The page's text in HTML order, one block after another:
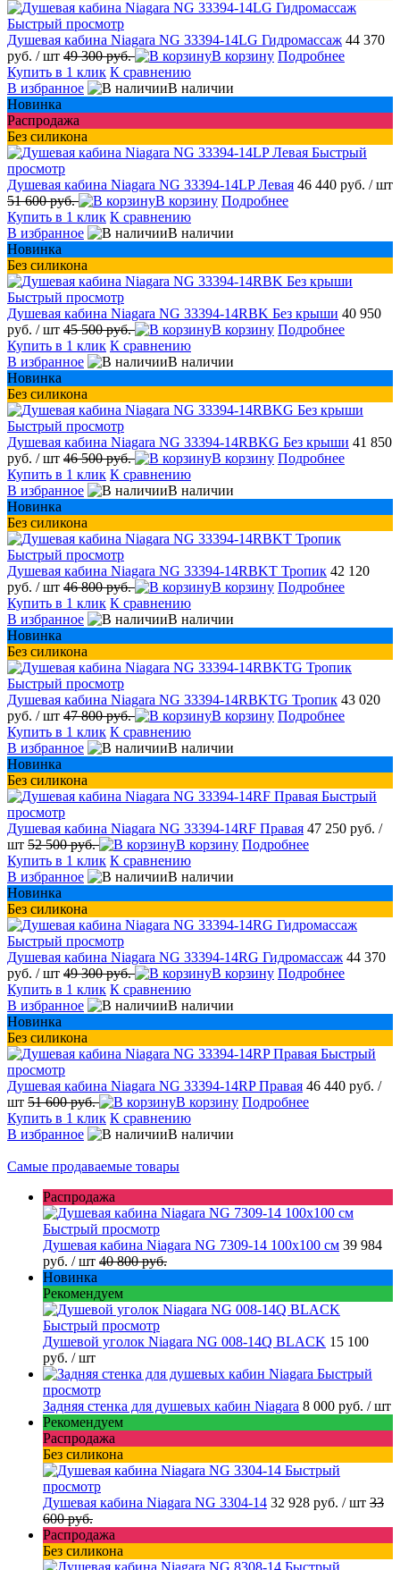
Быстрый просмотр
Душевая кабина Niagara NG 33394-14LG Гидромассаж 44 370
руб. / шт 49 300 руб. В корзину Подробнее
Купить в 1 клик К сравнению
В избранное
В наличии
Новинка
Распродажа
Без силикона
Быстрый
просмотр
Душевая кабина Niagara NG 33394-14LP Левая 46 440 руб. / шт
51 600 руб.
В корзину Подробнее
Купить в 1 клик К сравнению
В избранное
В наличии
Новинка
Без силикона
Быстрый просмотр
Душевая кабина Niagara NG 33394-14RBK Без крыши 40 950
руб. / шт 45 500 руб. В корзину Подробнее
Купить в 1 клик К сравнению
В избранное
В наличии
Новинка
Без силикона
Быстрый просмотр
Душевая кабина Niagara NG 33394-14RBKG Без крыши 41 850
руб. / шт 46 500 руб. В корзину Подробнее
Купить в 1 клик К сравнению
В избранное
В наличии
Новинка
Без силикона
Быстрый просмотр
Душевая кабина Niagara NG 33394-14RBKT Тропик 42 120
руб. / шт 46 800 руб. В корзину Подробнее
Купить в 1 клик К сравнению
В избранное
В наличии
Новинка
Без силикона
Быстрый просмотр
Душевая кабина Niagara NG 33394-14RBKTG Тропик 43 020
руб. / шт 47 800 руб. В корзину Подробнее
Купить в 1 клик К сравнению
В избранное
В наличии
Новинка
Без силикона
Быстрый
просмотр
Душевая кабина Niagara NG 33394-14RF Правая 47 250 руб. /
шт 52 500 руб. В корзину Подробнее
Купить в 1 клик К сравнению
В избранное
В наличии
Новинка
Без силикона
Быстрый просмотр
Душевая кабина Niagara NG 33394-14RG Гидромассаж 44 370
руб. / шт 49 300 руб. В корзину Подробнее
Купить в 1 клик К сравнению
В избранное
В наличии
Новинка
Без силикона
Быстрый
просмотр
Душевая кабина Niagara NG 33394-14RP Правая 46 440 руб. /
шт 51 600 руб. В корзину Подробнее
Купить в 1 клик К сравнению
В избранное
В наличии
Самые продаваемые товары
Распродажа
Быстрый просмотр
Душевая кабина Niagara NG 7309-14 100x100 см 39 984
руб. / шт 40 800 руб.
Новинка
Рекомендуем
Быстрый просмотр
Душевой уголок Niagara NG 008-14Q BLACK 15 100
руб. / шт
Быстрый
просмотр
Задняя стенка для душевых кабин Niagara 8 000 руб. / шт
Рекомендуем
Распродажа
Без силикона
Быстрый
просмотр
Душевая кабина Niagara NG 3304-14 32 928 руб. / шт 33
600 руб.
Распродажа
Без силикона
Быстрый